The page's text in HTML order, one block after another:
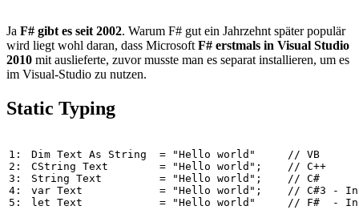
Ja F# gibt es seit 2002. Warum F# gut ein Jahrzehnt später populär
wird liegt wohl daran, dass Microsoft F# erstmals in Visual Studio
2010 mit auslieferte, zuvor musste man es separat installieren, um es
im Visual-Studio zu nutzen.
Static Typing
1:
2:
3:
4:
5:
Dim Text As String = "Hello world "
// VB
CString Text = "Hello world " ; // C++
String Text = "Hello world " ; // C#
var Text = "Hello world " ; // C#3 -
let Text = "Hello world " // F#  -